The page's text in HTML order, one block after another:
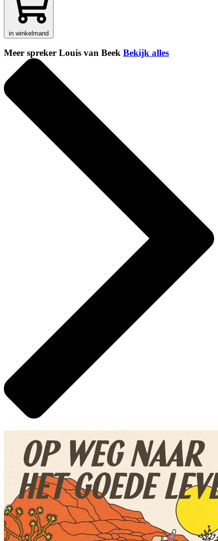
in winkelmand
Meer spreker Louis van Beek Bekijk alles